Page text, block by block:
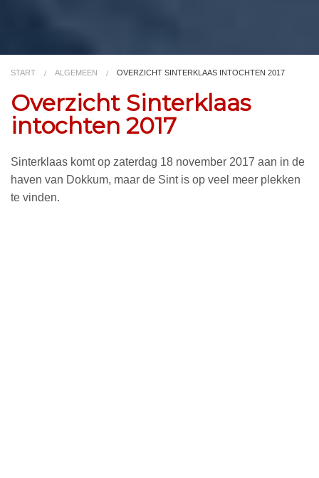
START ALGEMEEN OVERZICHT SINTERKLAAS INTOCHTEN 2017
Overzicht Sinterklaas
intochten 2017
Sinterklaas komt op zaterdag 18 november 2017 aan in de
haven van Dokkum, maar de Sint is op veel meer plekken
te vinden.